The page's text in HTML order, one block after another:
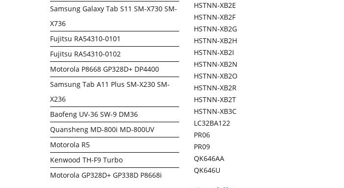
Samsung Galaxy Tab S11 SM-X730 SM-
X736
Fujitsu RA54310-0101
Fujitsu RA54310-0102
Motorola P8668 GP328D+ DP4400
Samsung Tab A11 Plus SM-X230 SM-
X236
Baofeng UV-36 SW-9 DM36
Quansheng MD-800i MD-800UV
Motorola R5
Kenwood TH-F9 Turbo
Motorola GP328D+ GP338D P8668i
HSTNN-XB2E
HSTNN-XB2F
HSTNN-XB2G
HSTNN-XB2H
HSTNN-XB2I
HSTNN-XB2N
HSTNN-XB2O
HSTNN-XB2R
HSTNN-XB2T
HSTNN-XB3C
LC32BA122
PR06
PR09
QK646AA
QK646U